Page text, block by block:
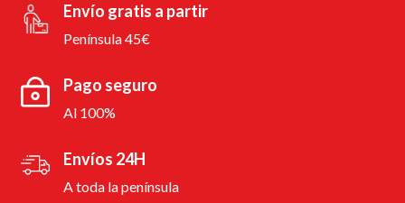
Envío gratis a partir
Península 45€
Pago seguro
Al 100%
Envíos 24H
A toda la península